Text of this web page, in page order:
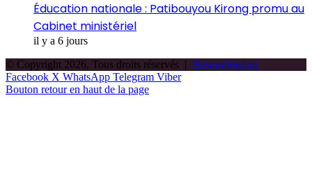
Éducation nationale : Patibouyou Kirong promu au
Cabinet ministériel
il y a 6 jours
© Copyright 2026, Tous droits réservés | Newsoftogo.tg
Facebook X WhatsApp Telegram Viber
Bouton retour en haut de la page